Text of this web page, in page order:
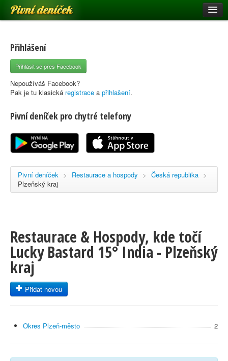
Pivní deníček
Pivní mapa
Pivní značky
Nápověda
Registrace
Přihlášení
Přihlásit se přes Facebook
Nepoužíváš Facebook?
Pak je tu klasická registrace a přihlašení.
Pivní deníček pro chytré telefony
Pivní deníček > Restaurace a hospody > Česká republika >
Plzeňský kraj
Restaurace & Hospody, kde točí
Lucky Bastard 15° India - Plzeňský
kraj
Přidat novou
Okres Plzeň-město 2